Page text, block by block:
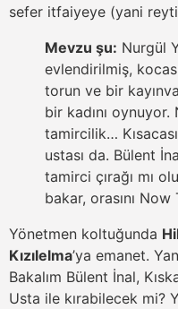
sefer itfaiyeye (yani
Mevzu şu: Nurgül
evlendirilmiş,
torun ve bir
bir kadını oynuyor.
tamircilik…
ustası da. Bülent
tamirci çırağı mı
bakar, orasını
Yönetmen koltuğunda
Kızılelma’ya emanet.
Bakalım Bülent İnal,
Usta ile kırabilecek mi?